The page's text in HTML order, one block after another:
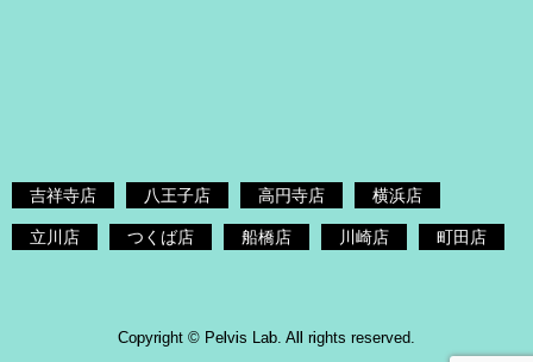
吉祥寺店 八王子店 高円寺店 横浜店
立川店 つくば店 船橋店 川崎店 町田店
Copyright © Pelvis Lab. All rights reserved.